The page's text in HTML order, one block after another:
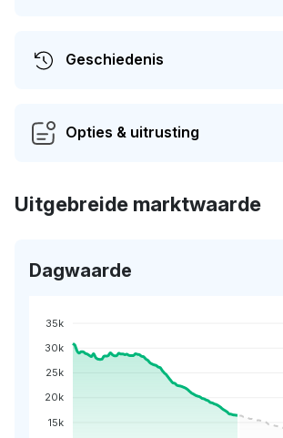
Geschiedenis
Opties & uitrusting
Uitgebreide marktwaarde
Dagwaarde
35k
30k
25k
20k
15k